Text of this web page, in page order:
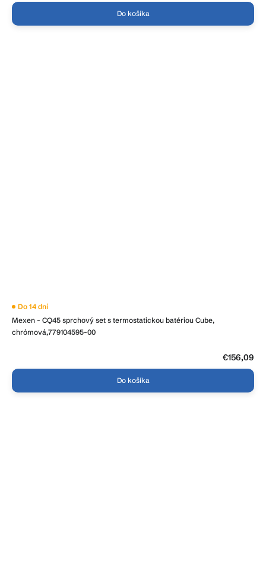
Do košíka
Mexen - CQ45 sprchový set s termostatickou batériou Cube,
chrómová,779104595-00
Do 14 dní
€156,09
Do košíka